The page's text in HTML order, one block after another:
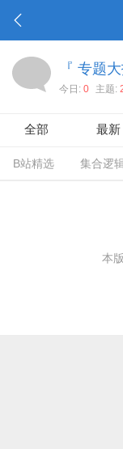
『 专题大
今日: 0 主题:
全部 最新
B站精选 集合逻
本